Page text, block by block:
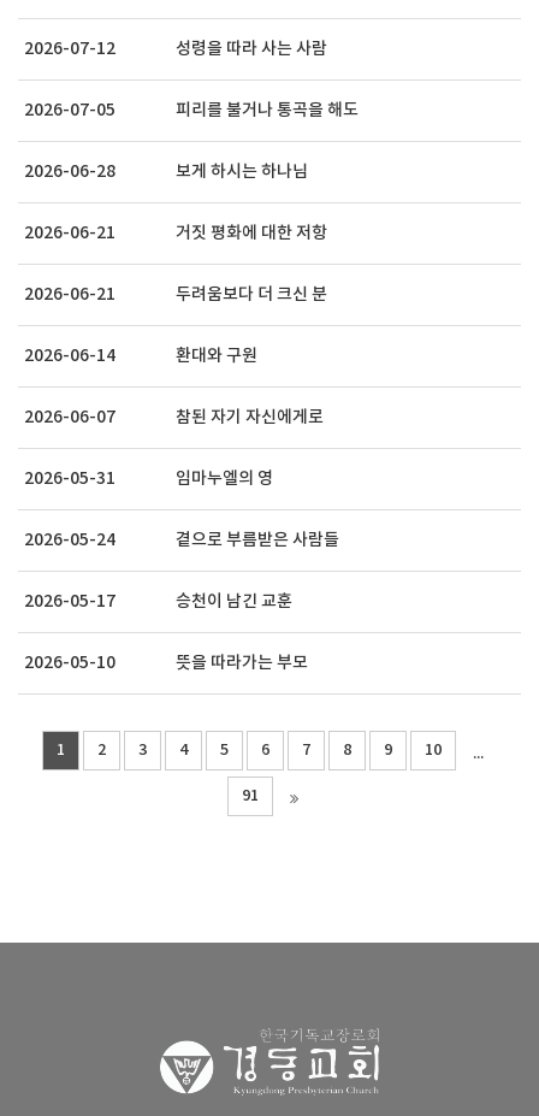
2026-07-12 성령을 따라 사는 사람
2026-07-05 피리를 불거나 통곡을 해도
2026-06-28 보게 하시는 하나님
2026-06-21 거짓 평화에 대한 저항
2026-06-21 두려움보다 더 크신 분
2026-06-14 환대와 구원
2026-06-07 참된 자기 자신에게로
2026-05-31 임마누엘의 영
2026-05-24 곁으로 부름받은 사람들
2026-05-17 승천이 남긴 교훈
2026-05-10 뜻을 따라가는 부모
1 2 3 4 5 6 7 8 9 10 ...
91